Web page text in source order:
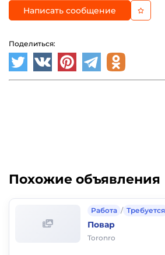
Написать сообщение
Поделиться:
Похожие объявления
Работа / Требуется
Повар
Toronro